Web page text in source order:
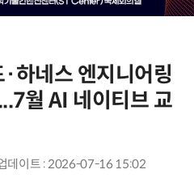
하네스 엔지니어링
월 AI 네이티브 교
데이트 : 2026-07-16 15:02